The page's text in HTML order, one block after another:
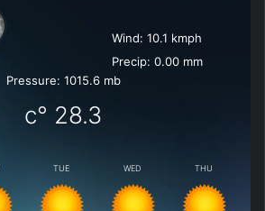
Wind: 10.1 kmph
Precip: 0.00 mm
Pressure: 1015.6 mb
28.3
°c
TUE WED THU